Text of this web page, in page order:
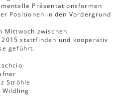
Präsentationsformen
Positionen in den Vordergrund
Mittwoch zwischen
stattfinden und kooperativ
geführt.
Ströhle
Wildling